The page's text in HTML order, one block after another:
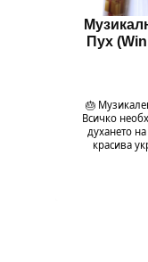
Пух
🎂
Всичко
духането
красива